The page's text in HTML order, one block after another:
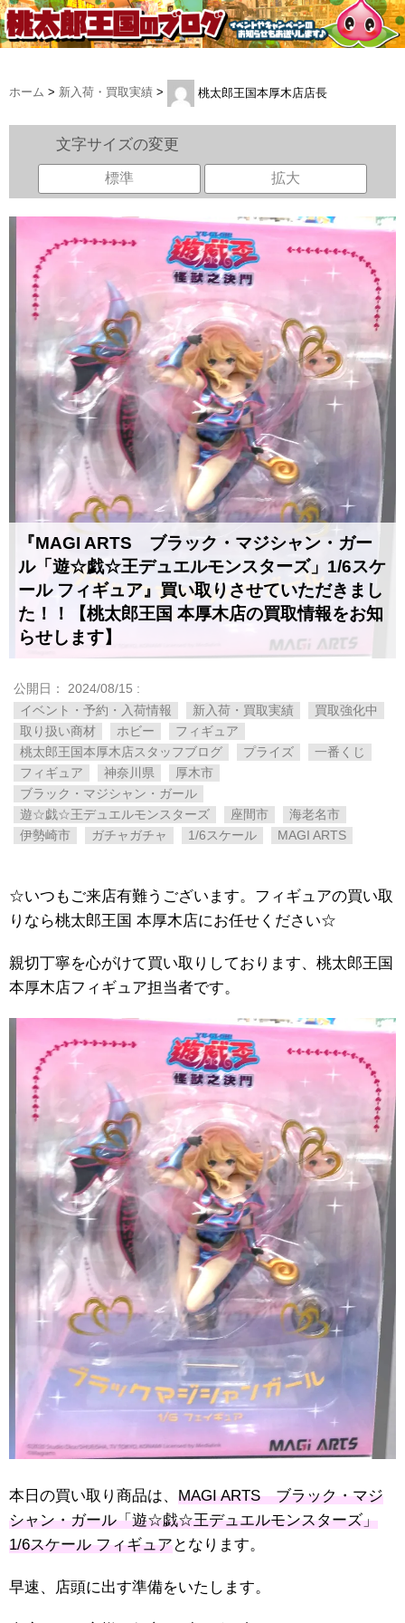
ホーム > 新入荷・買取実績 > 桃太郎王国本厚木店店長
文字サイズの変更
標準 拡大
『MAGI ARTS ブラック・マジシャン・ガー
ル「遊☆戯☆王デュエルモンスターズ」1/6スケ
ール フィギュア』買い取りさせていただきまし
た！！【桃太郎王国 本厚木店の買取情報をお知
らせします】
公開日： 2024/08/15 :
イベント・予約・入荷情報
新入荷・買取実績
買取強化中
取り扱い商材
ホビー
フィギュア
桃太郎王国本厚木店スタッフブログ
プライズ
一番くじ
フィギュア
神奈川県
厚木市
ブラック・マジシャン・ガール
遊☆戯☆王デュエルモンスターズ
座間市
海老名市
伊勢崎市
ガチャガチャ 1/6スケール MAGI ARTS
☆いつもご来店有難うございます。フィギュアの買い取
りなら桃太郎王国 本厚木店にお任せください☆
親切丁寧を心がけて買い取りしております、桃太郎王国
本厚木店フィギュア担当者です。
本日の買い取り商品は、 MAGI ARTS ブラック・マジ
シャン・ガール「遊☆戯☆王デュエルモンスターズ」
1/6スケール フィギュアとなります。
早速、店頭に出す準備をいたします。